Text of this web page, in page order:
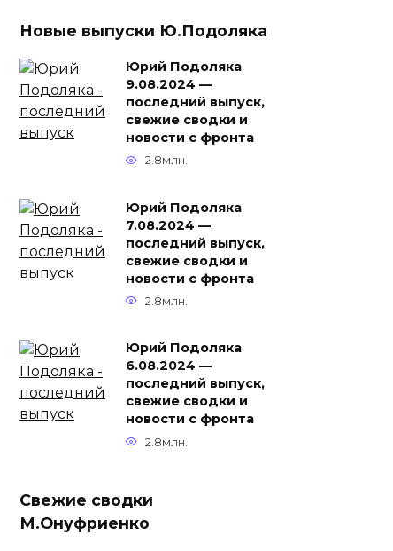
Новые выпуски Ю.Подоляка
Юрий Подоляка
9.08.2024 —
последний выпуск,
свежие сводки и
новости с фронта
2.8млн.
Юрий Подоляка
7.08.2024 —
последний выпуск,
свежие сводки и
новости с фронта
2.8млн.
Юрий Подоляка
6.08.2024 —
последний выпуск,
свежие сводки и
новости с фронта
2.8млн.
Свежие сводки
М.Онуфриенко